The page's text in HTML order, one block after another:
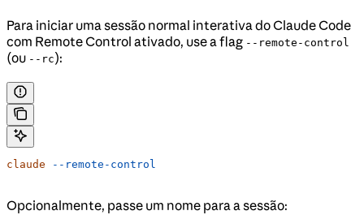
Para iniciar uma sessão normal interativa do Claude Code
com Remote Control ativado, use a flag --remote-control
(ou --rc):
claude --remote-control
Opcionalmente, passe um nome para a sessão: